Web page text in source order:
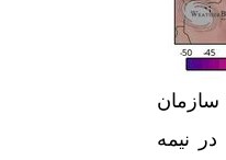
در کشور گفت: امروز (شنبه، ۴ مرداد)، در نیمه